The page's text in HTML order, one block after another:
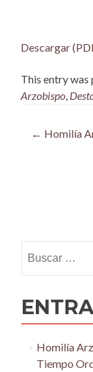
Descargar
This entry was
Arzobispo
Post
← Homilía
Homilía
Tiempo